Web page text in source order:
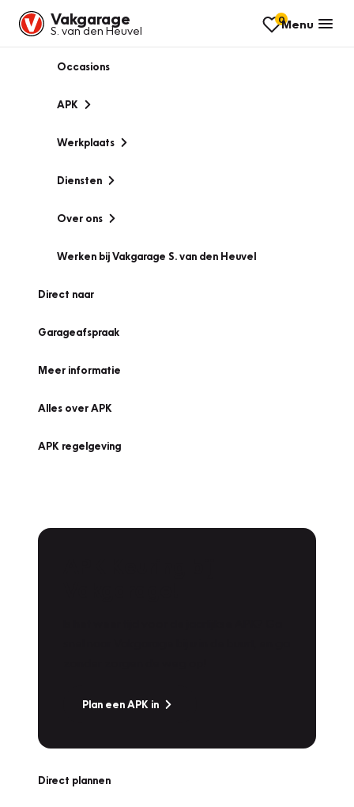
Vakgarage
S. van den Heuvel
0Menu
Occasions
APK
Werkplaats
Diensten
Over ons
Werken bij Vakgarage S. van den Heuvel
Direct naar
Garageafspraak
Meer informatie
Alles over APK
APK regelgeving
Plan een APK in
Direct plannen